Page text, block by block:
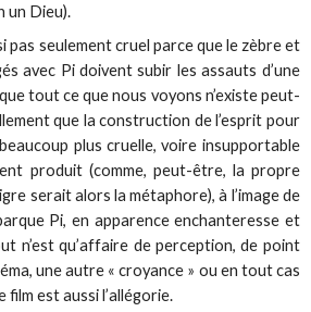
un Dieu).
pas seulement cruel parce que le zèbre et
avec Pi doivent subir les assauts d’une
tout ce que nous voyons n’existe peut-
que la construction de l’esprit pour
plus cruelle, voire insupportable
produit (comme, peut-être, la propre
serait alors la métaphore), à l’image de
Pi, en apparence enchanteresse et
n’est qu’affaire de perception, de point
une autre « croyance » ou en tout cas
est aussi l’allégorie.